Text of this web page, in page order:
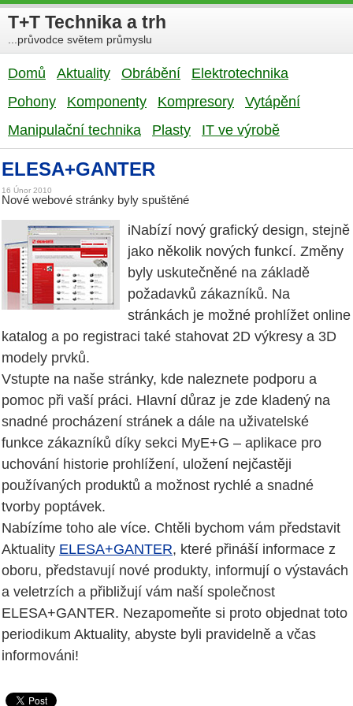
T+T Technika a trh
...průvodce světem průmyslu
Domů Aktuality Obrábění
Elektrotechnika
Pohony
Komponenty Kompresory
Vytápění
Manipulační technika
Plasty IT ve výrobě
ELESA+GANTER
16 Únor 2010
Nové webové stránky byly spuštěné
iNabízí nový grafický design, stejně
jako několik nových funkcí. Změny
byly uskutečněné na základě
požadavků zákazníků. Na
stránkách je možné prohlížet online
katalog a po registraci také stahovat 2D výkresy a 3D
modely prvků.
Vstupte na naše stránky, kde naleznete podporu a
pomoc při vaší práci. Hlavní důraz je zde kladený na
snadné procházení stránek a dále na uživatelské
funkce zákazníků díky sekci MyE+G – aplikace pro
uchování historie prohlížení, uložení nejčastěji
používaných produktů a možnost rychlé a snadné
tvorby poptávek.
Nabízíme toho ale více. Chtěli bychom vám představit
Aktuality ELESA+GANTER, které přináší informace z
oboru, představují nové produkty, informují o výstavách
a veletrzích a přibližují vám naší společnost
ELESA+GANTER. Nezapomeňte si proto objednat toto
periodikum Aktuality, abyste byli pravidelně a včas
informováni!